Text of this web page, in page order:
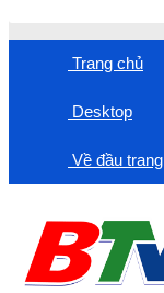
Trang chủ
Desktop
Về đầu trang